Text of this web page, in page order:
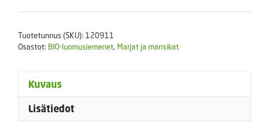
määrä
Tuotetunnus (SKU): 120911
Osastot: BIO-luomusiemenet, Marjat ja mansikat
Kuvaus
Lisätiedot